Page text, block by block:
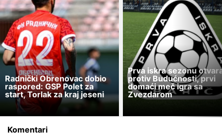
Radnički Obrenovac dobio
raspored: GSP Polet za
start, Torlak za kraj jeseni
Prva iskra sezonu
protiv Budućnosti, prvi
domaći meč igra sa
Zvezdarom
Komentari